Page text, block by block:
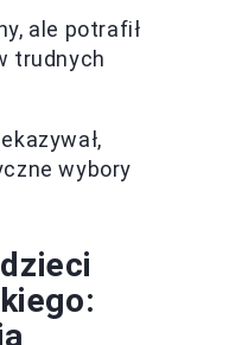
ale potrafił
trudnych
wybory